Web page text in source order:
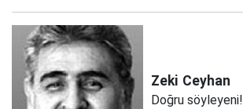
Zeki Ceyhan
Doğru söyleyeni!